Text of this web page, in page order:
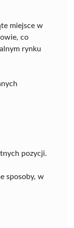
miejsce w
co
rynku
pozycji.
sposoby, w